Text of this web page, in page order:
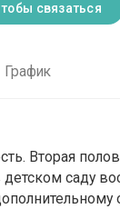
связаться
График
Вторая
саду